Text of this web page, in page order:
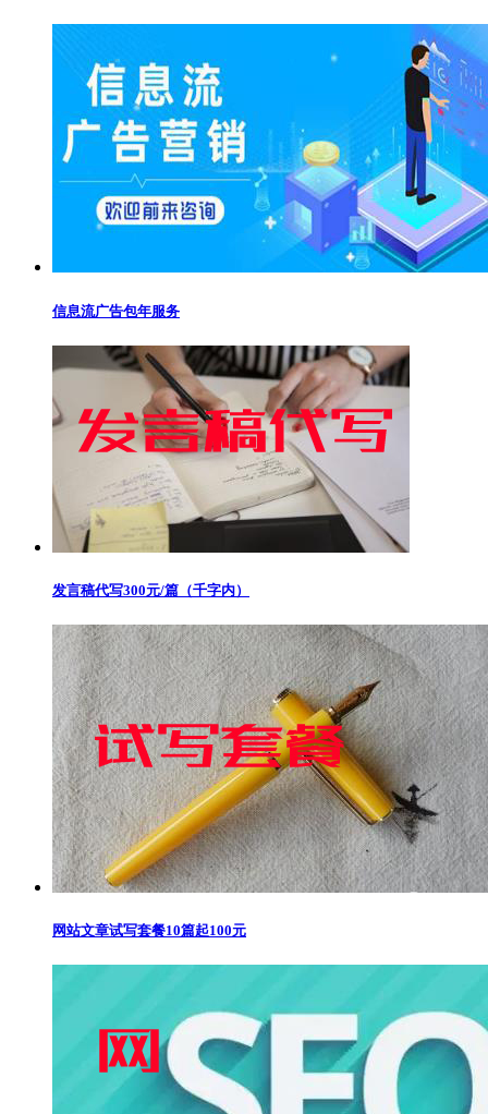
信息流广告包年服务
发言稿代写300元/篇（千字内）
网站文章试写套餐10篇起100元